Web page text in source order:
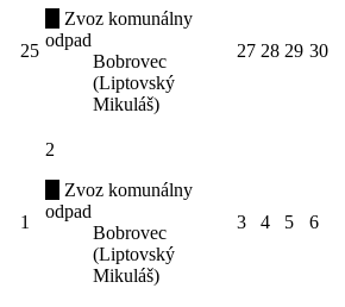
25
Zvoz komunálny
odpad
Bobrovec
(Liptovský
Mikuláš)
27 28 29 30
1
2
Zvoz komunálny
odpad
Bobrovec
(Liptovský
Mikuláš)
3 4 5 6